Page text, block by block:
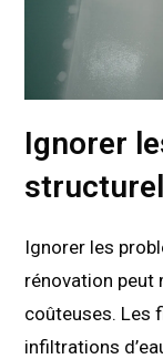
Ignorer
Ignorer les
rénovation peut
coûteuses. Les
infiltrations